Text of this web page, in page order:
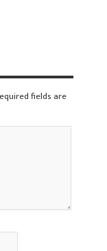
fields are